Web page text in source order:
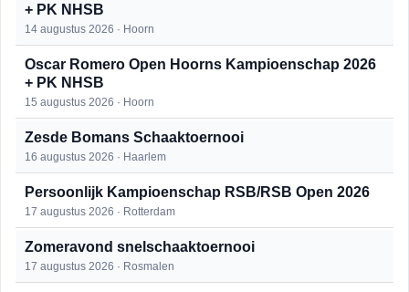
+ PK NHSB
14 augustus 2026 · Hoorn
Oscar Romero Open Hoorns Kampioenschap 2026
+ PK NHSB
15 augustus 2026 · Hoorn
Zesde Bomans Schaaktoernooi
16 augustus 2026 · Haarlem
Persoonlijk Kampioenschap RSB/RSB Open 2026
17 augustus 2026 · Rotterdam
Zomeravond snelschaaktoernooi
17 augustus 2026 · Rosmalen